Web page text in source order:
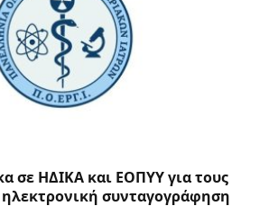
σε ΗΔΙΚΑ και ΕΟΠΥΥ για τους
ηλεκτρονική συνταγογράφηση